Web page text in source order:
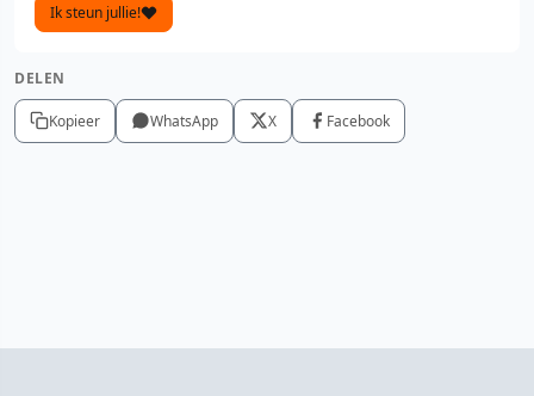
Ik steun jullie!
DELEN
Kopieer WhatsApp X Facebook